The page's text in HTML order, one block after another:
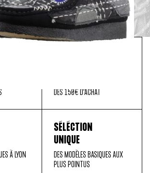
DÈS 150€ D'ACHAT
À LYON
SÉLÉCTION
UNIQUE
DES MODÈLES BASIQUES AUX
PLUS POINTUS